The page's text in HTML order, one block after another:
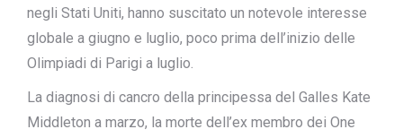
negli Stati Uniti, hanno suscitato un notevole interesse
globale a giugno e luglio, poco prima dell’inizio delle
Olimpiadi di Parigi a luglio.
La diagnosi di cancro della principessa del Galles Kate
Middleton a marzo, la morte dell’ex membro dei One